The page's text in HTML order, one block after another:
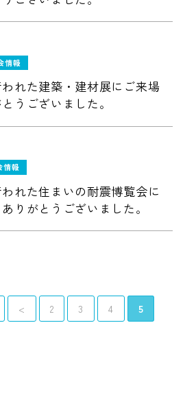
情報
れた建築・建材展にご来場
うございました。
情報
れた住まいの耐震博覧会に
りがとうございました。
< 2 3 4 5